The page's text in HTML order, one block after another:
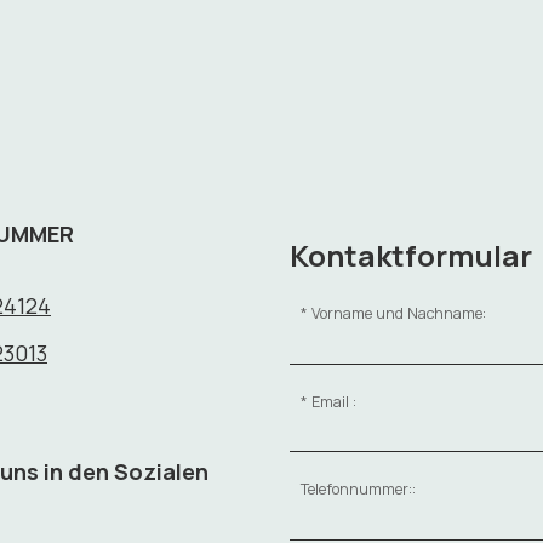
in den Sozialen
Kontaktformular
Vorname und Nachname:
Email :
Telefonnummer::